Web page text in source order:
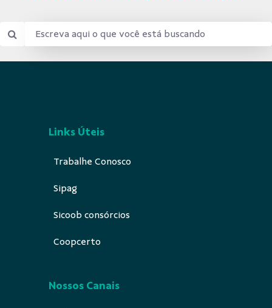
Links Úteis
Trabalhe Conosco
Sipag
Sicoob consórcios
Coopcerto
Nossos Canais